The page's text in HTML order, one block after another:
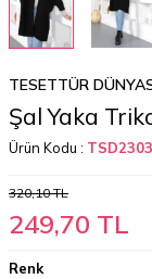
TESETTÜR
Şal Yaka
Ürün Kodu :
320,10TL
249,70 TL
Renk